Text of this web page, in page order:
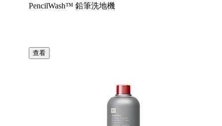
PencilWash™ 鉛筆洗地機
查看